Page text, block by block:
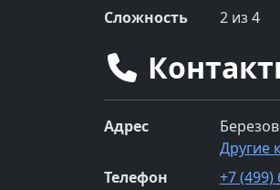
Сложность
2из 4
Адрес
Другие
Телефон
+7 (499)